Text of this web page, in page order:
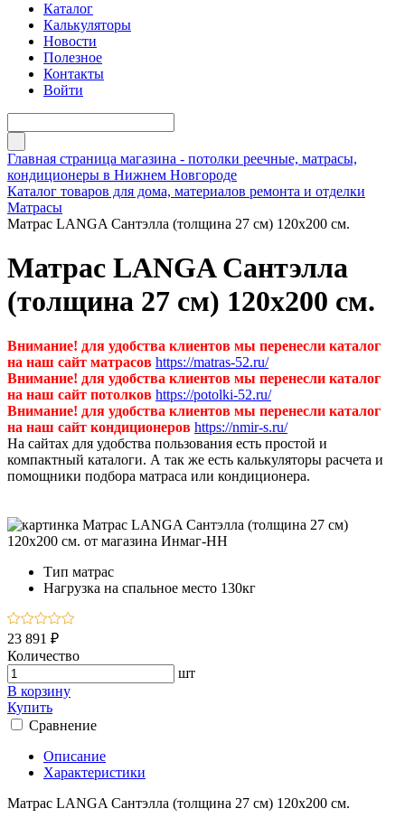
Каталог
Калькуляторы
Новости
Полезное
Контакты
Войти
Главная страница магазина - потолки реечные, матрасы,
кондиционеры в Нижнем Новгороде
Каталог товаров для дома, материалов ремонта и отделки
Матрасы
Матрас LANGA Сантэлла (толщина 27 см) 120х200 см.
Матрас LANGA Сантэлла
(толщина 27 см) 120х200 см.
Внимание! для удобства клиентов мы перенесли каталог
на наш сайт матрасов https://matras-52.ru/
Внимание! для удобства клиентов мы перенесли каталог
на наш сайт потолков https://potolki-52.ru/
Внимание! для удобства клиентов мы перенесли каталог
на наш сайт кондиционеров https://nmir-s.ru/
На сайтах для удобства пользования есть простой и
компактный каталоги. А так же есть калькуляторы расчета и
помощники подбора матраса или кондиционера.
Тип матрас
Нагрузка на спальное место 130кг
23 891 ₽
Количество
шт
В корзину
Купить
Сравнение
Описание
Характеристики
Матрас LANGA Сантэлла (толщина 27 см) 120х200 см.